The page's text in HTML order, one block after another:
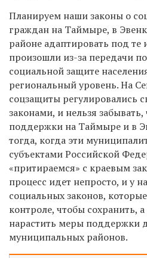
Планируем наши законы о
граждан на Таймыре, в
районе адаптировать под те
произошли из-за передачи
социальной защите
региональный уровень. На
соцзащиты регулировались
законами, и нельзя
поддержки на Таймыре и в
тогда, когда эти
субъектами Российской
«притираемся» с краевым
процесс идет непросто, и у
социальных законов,
контроле, чтобы сохранить,
нарастить меры поддержки
муниципальных районов.